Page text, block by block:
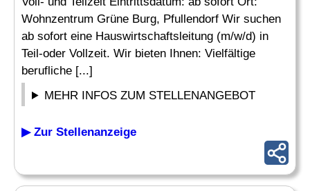
Wohnzentrum Grüne Burg, Pfullendorf Wir suchen
ab sofort eine Hauswirtschaftsleitung (m/w/d) in
Teil-oder Vollzeit. Wir bieten Ihnen: Vielfältige
berufliche [...]
MEHR INFOS ZUM STELLENANGEBOT
▶ Zur Stellenanzeige